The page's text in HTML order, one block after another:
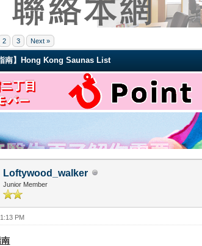
2 3 Next »
- 0 Average
指南】Hong Kong Saunas List
Loftywood_walker
Junior Member
PM